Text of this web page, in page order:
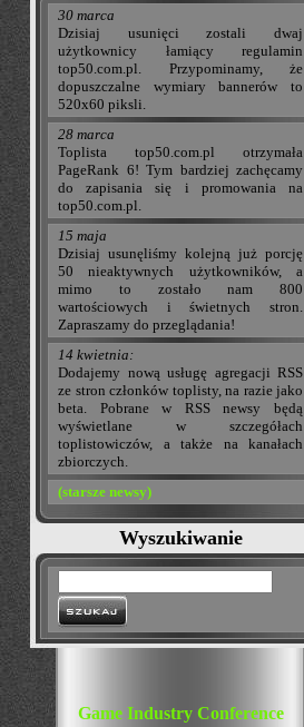
30 marca
Dzisiaj usunięci zostali dwaj
użytkownicy łamiący regulamin
top50.com.pl. Przypominamy, że
dopuszczalne wymiary bannerów to
520x60 piksli.
28 marca
Toplista top50.com.pl otrzymała
PageRank 6! Tym bardziej zachęcamy
do zapisania się i promowania na
top50.com.pl.
15 maja
Dzisiaj usunęliśmy kolejną już porcję
50 nieaktywnych użytkowników, a
mimo to zostało nam 800
wartościowych i świetnych stron.
Zapraszamy do przeglądania!
14 kwietnia:
Dodajemy nową usługę agregacji RSS
ze stron członków toplisty, na razie jako
beta. Pobrane w RSS newsy będą
wyświetlane w szczegółach
toplistowiczów, a także na kanałach
zbiorczych.
(starsze newsy)
Wyszukiwanie
Game Industry Conference